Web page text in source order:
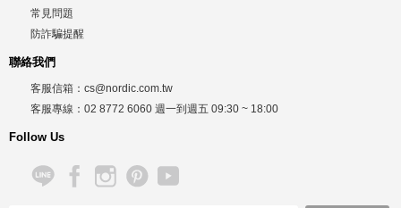
常見問題
防詐騙提醒
聯絡我們
客服信箱： cs@nordic.com.tw
客服專線： 02 8772 6060 週一到週五 09:30 ~ 18:00
Follow Us